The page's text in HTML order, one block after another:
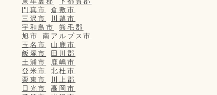
門真市
倉敷市
三沢市
川越市
宇和島市
熊毛郡
旭市
南アルプス市
玉名市
山鹿市
飯塚市
田川郡
土浦市
鹿嶋市
登米市
北杜市
栗東市
川上郡
日光市
高岡市